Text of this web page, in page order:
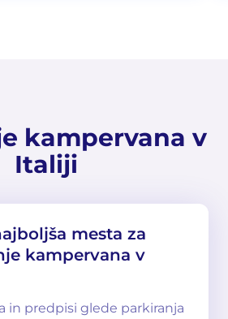
kampervana v
Italiji
mesta za
kampervana v
in predpisi glede parkiranja